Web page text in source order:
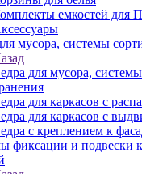
емкостей для
мусора, системы
для мусора,
для каркасов с
для каркасов с
с креплением к
фиксации и подвески